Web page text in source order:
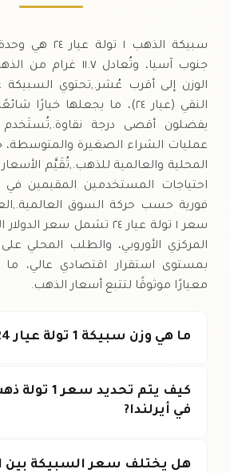
سبيكة الذهب ١
جنوب آسيا، وتُعادل
النقي (عيار ٢٤)، ما يجعلها
يفضلون أقصى درجة
عمليات الشراء الصغيرة
احتياجات المستخدمين المقيمين في
فورية حسب حركة السوق
سعر ١ تولة عيار ٢٤ تشمل سعر
المركزي الأوروبي، والطلب المحلي على
بمستوى استقرار اقتصادي عالي، ما
معيارًا موثوقًا لتتبع أسعار الذهب.
ما هي وزن سبيكة 1 تولة عيار 24 بالجرام?
في أيرلندا?
هل يختلف سعر السبيكة بين